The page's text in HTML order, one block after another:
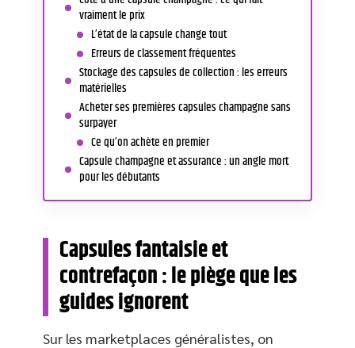
vraiment le prix
L’état de la capsule change tout
Erreurs de classement fréquentes
Stockage des capsules de collection : les erreurs
matérielles
Acheter ses premières capsules champagne sans
surpayer
Ce qu’on achète en premier
Capsule champagne et assurance : un angle mort
pour les débutants
Capsules fantaisie et
contrefaçon : le piège que les
guides ignorent
Sur les marketplaces généralistes, on